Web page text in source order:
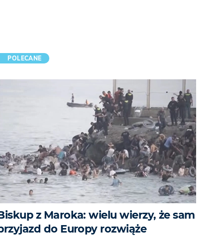
POLECANE
z Maroka: wielu wierzy, że sam
do Europy rozwiąże